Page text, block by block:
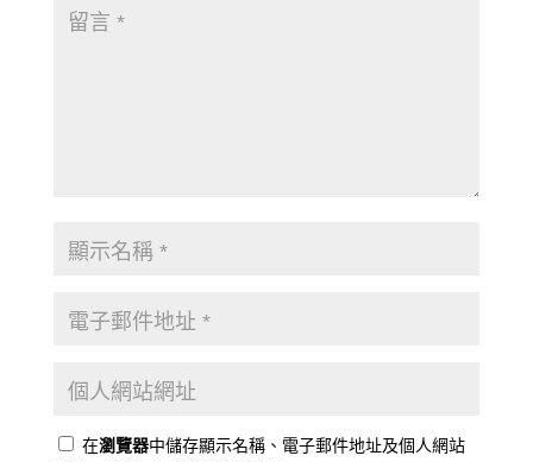
在瀏覽器中儲存顯示名稱、電子郵件地址及個人網站